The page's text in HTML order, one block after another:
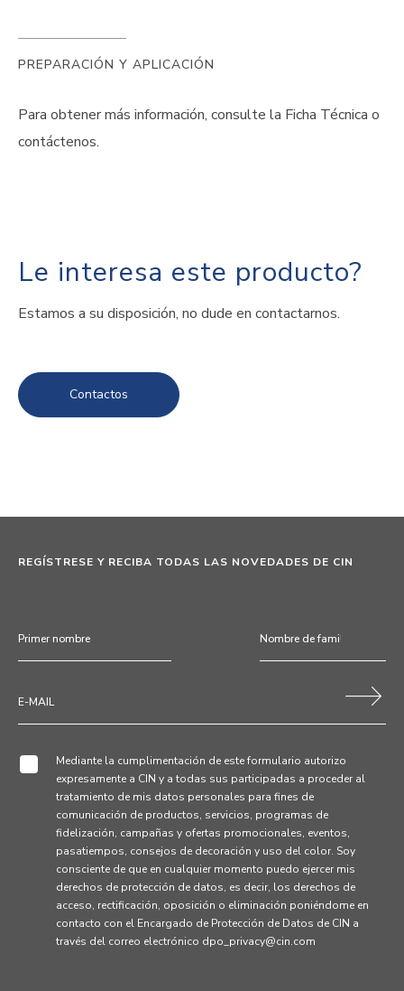
PREPARACIÓN Y APLICACIÓN
Para obtener más información, consulte la Ficha Técnica o
contáctenos.
Le interesa este producto?
Estamos a su disposición, no dude en contactarnos.
Contactos
REGÍSTRESE Y RECIBA TODAS LAS NOVEDADES DE CIN
Mediante la cumplimentación de este formulario autorizo
expresamente a CIN y a todas sus participadas a proceder al
tratamiento de mis datos personales para fines de
comunicación de productos, servicios, programas de
fidelización, campañas y ofertas promocionales, eventos,
pasatiempos, consejos de decoración y uso del color. Soy
consciente de que en cualquier momento puedo ejercer mis
derechos de protección de datos, es decir, los derechos de
acceso, rectificación, oposición o eliminación poniéndome en
contacto con el Encargado de Protección de Datos de CIN a
través del correo electrónico dpo_privacy@cin.com